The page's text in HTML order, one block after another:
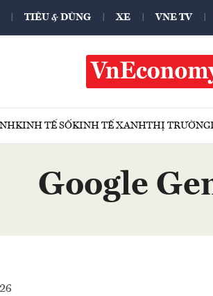
TIÊU & DÙNG XE VNE TV
KINH TẾ SỐKINH TẾ XANHTHỊ TRƯỜNG
Google